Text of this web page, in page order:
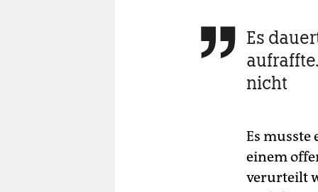
 Es
nicht
Es musste
einem
verurteilt